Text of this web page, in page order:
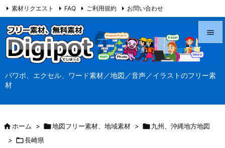
パワポ、エクセル、ワード素材／地図／音声／イラストのフリー素
材




素材リクエスト FAQ ご利用規約 お問い合わせ
当サイト（Digipot.net）について
ホーム > 地図フリー素材、地域素材 > 九州、沖縄地方地図
> 長崎県